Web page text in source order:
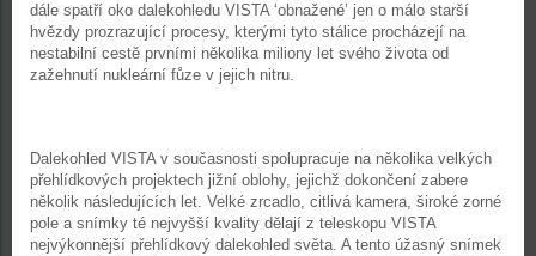
dále spatří oko dalekohledu VISTA ‘obnažené’ jen o málo starší
hvězdy prozrazující procesy, kterými tyto stálice procházejí na
nestabilní cestě prvními několika miliony let svého života od
zažehnutí nukleární fůze v jejich nitru.
Dalekohled VISTA v současnosti spolupracuje na několika velkých
přehlídkových projektech jižní oblohy, jejichž dokončení zabere
několik následujících let. Velké zrcadlo, citlivá kamera, široké zorné
pole a snímky té nejvyšší kvality dělají z teleskopu VISTA
nejvýkonnější přehlídkový dalekohled světa. A tento úžasný snímek